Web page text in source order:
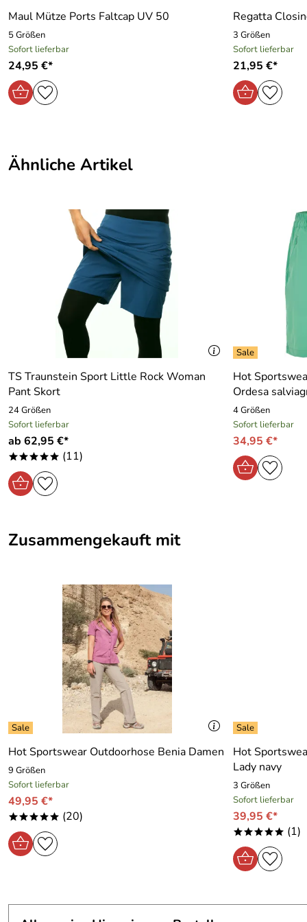
Kategorie:
Hosen Damen
Marke:
Material:
91 % Polyester, 9 % Elasthan
Typ:
Maul Mütze Ports Faltcap UV 50
5 Größen
Sofort lieferbar
24,95 €*
Regatta
3 Größen
Sofort lieferbar
21,95 €*
Ähnliche Artikel
TS Traunstein Sport Little Rock Woman
Pant Skort
24 Größen
Sofort lieferbar
ab 62,95 €*
***** (11)
Hot
Ordesa
4 Größen
Sofort lieferbar
34,95 €*
Zusammengekauft mit
Hot Sportswear Outdoorhose Benia Damen
9 Größen
Sofort lieferbar
49,95 €*
***** (20)
Hot
Lady navy
3 Größen
Sofort lieferbar
39,95 €*
***** (1)